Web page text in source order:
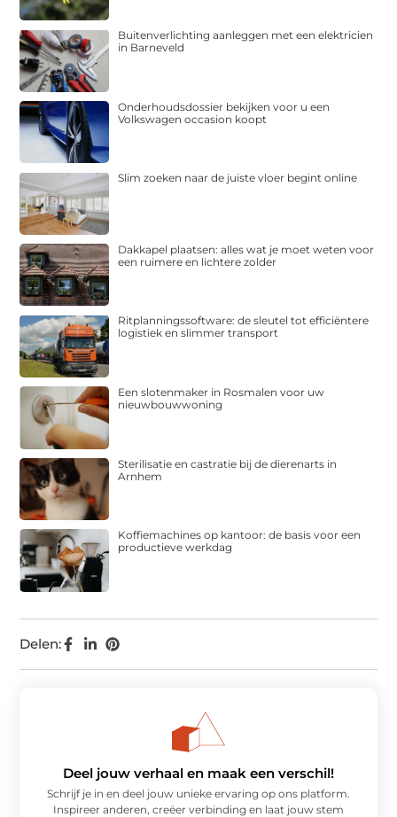
Delen:
Buitenverlichting aanleggen met een elektricien
in Barneveld
Onderhoudsdossier bekijken voor u een
Volkswagen occasion koopt
Slim zoeken naar de juiste vloer begint online
Dakkapel plaatsen: alles wat je moet weten voor
een ruimere en lichtere zolder
Ritplanningssoftware: de sleutel tot efficiëntere
logistiek en slimmer transport
Een slotenmaker in Rosmalen voor uw
nieuwbouwwoning
Sterilisatie en castratie bij de dierenarts in
Arnhem
Koffiemachines op kantoor: de basis voor een
productieve werkdag
Deel jouw verhaal en maak een verschil!
Schrijf je in en deel jouw unieke ervaring op ons platform.
Inspireer anderen, creëer verbinding en laat jouw stem